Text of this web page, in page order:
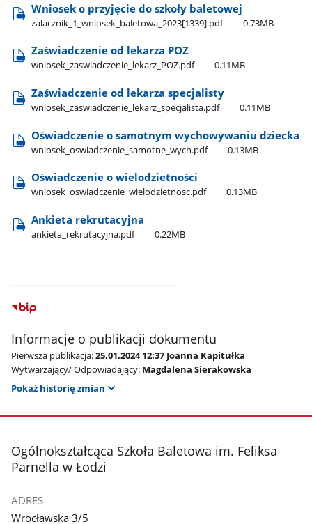
Wniosek o przyjęcie do szkoły baletowej
zalacznik​_1​_wniosek​_baletowa​_2023[1339].pdf 0.73MB
Zaświadczenie od lekarza POZ
wniosek​_zaswiadczenie​_lekarz​_POZ.pdf 0.11MB
Zaświadczenie od lekarza specjalisty
wniosek​_zaswiadczenie​_lekarz​_specjalista.pdf 0.11MB
Oświadczenie o samotnym wychowywaniu dziecka
wniosek​_oswiadczenie​_samotne​_wych.pdf 0.13MB
Oświadczenie o wielodzietności
wniosek​_oswiadczenie​_wielodzietnosc.pdf 0.13MB
Ankieta rekrutacyjna
ankieta​_rekrutacyjna.pdf 0.22MB
Informacje o publikacji dokumentu
Pierwsza publikacja:25.01.2024 12:37 Joanna Kapitułka
Wytwarzający/ Odpowiadający: Magdalena Sierakowska
Pokaż historię zmian
stopka
Ogólnokształcąca Szkoła Baletowa im. Feliksa
Parnella w Łodzi
ADRES
Wrocławska 3/5